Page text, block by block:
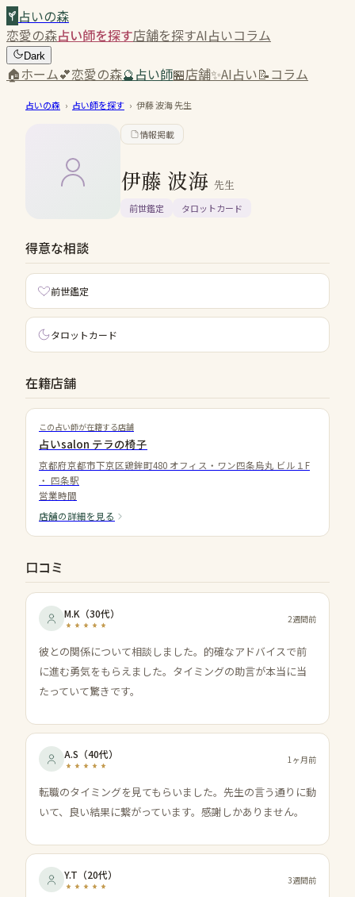
占いの森
恋愛の森占い師を探す店舗を探すAI占いコラム
Dark
🏠ホーム💕恋愛の森🔮占い師🏪店舗✨AI占い📝コラム
占いの森 › 占い師を探す › 伊藤 波海先生
情報掲載
伊藤 波海 先生
前世鑑定 タロットカード
得意な相談
前世鑑定
タロットカード
在籍店舗
この占い師が在籍する店舗
占いsalon テラの椅子
京都府京都市下京区鶏鉾町480 オフィス・ワン四条烏丸 ビル１F
・ 四条駅
営業時間
店舗の詳細を見る
口コミ
M.K （30代） 2週間前
彼との関係について相談しました。的確なアドバイスで前
に進む勇気をもらえました。タイミングの助言が本当に当
たっていて驚きです。
A.S （40代） 1ヶ月前
転職のタイミングを見てもらいました。先生の言う通りに動
いて、良い結果に繋がっています。感謝しかありません。
Y.T （20代） 3週間前